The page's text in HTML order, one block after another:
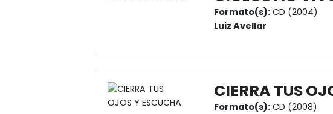
Formato(s): CD (2004)
Luiz Avellar
CIERRA TUS
Formato(s): CD (2008)